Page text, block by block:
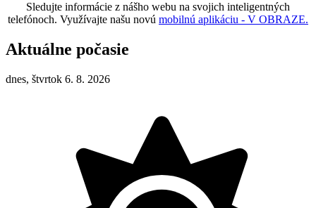
Sledujte informácie z nášho webu na svojich inteligentných
telefónoch. Využívajte našu novú mobilnú aplikáciu - V OBRAZE.
Aktuálne počasie
dnes, štvrtok 6. 8. 2026